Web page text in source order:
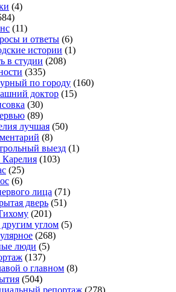
(4)
(11)
и ответы (6)
истории (1)
в студии (208)
(335)
по городу (160)
доктор (15)
(30)
(89)
лучшая (50)
(8)
выезд (1)
(103)
(25)
(6)
лица (71)
дверь (51)
(201)
углом (5)
(268)
люди (5)
(137)
о главном (8)
(504)
репортаж (278)